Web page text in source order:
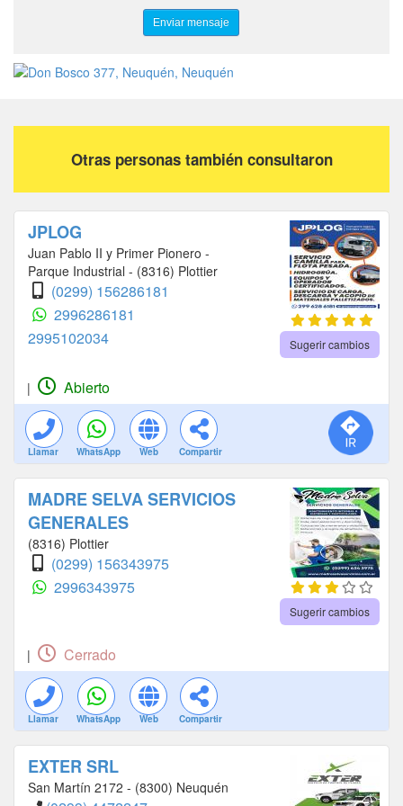
Otras personas también consultaron
JPLOG
Juan Pablo II y Primer Pionero -
Parque Industrial - (8316) Plottier
(0299) 156286181
2996286181
2995102034
Sugerir cambios
| Abierto
Llamar WhatsApp Web Compartir
MADRE SELVA SERVICIOS
GENERALES
(8316) Plottier
(0299) 156343975
2996343975
Sugerir cambios
| Cerrado
Llamar WhatsApp Web Compartir
EXTER SRL
San Martín 2172 - (8300) Neuquén